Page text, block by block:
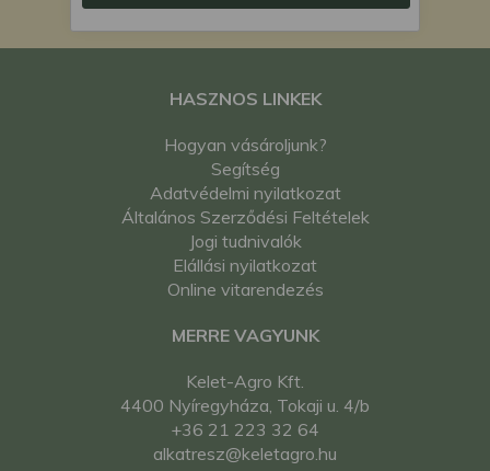
HASZNOS LINKEK
Hogyan vásároljunk?
Segítség
Adatvédelmi nyilatkozat
Általános Szerződési Feltételek
Jogi tudnivalók
Elállási nyilatkozat
Online vitarendezés
MERRE VAGYUNK
Kelet-Agro Kft.
4400 Nyíregyháza, Tokaji u. 4/b
+36 21 223 32 64
alkatresz@keletagro.hu